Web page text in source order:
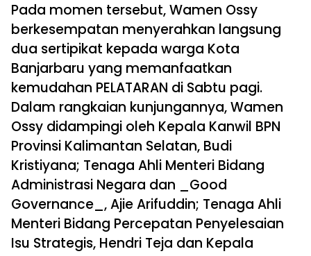
Pada momen tersebut, Wamen Ossy
berkesempatan menyerahkan langsung
dua sertipikat kepada warga Kota
Banjarbaru yang memanfaatkan
kemudahan PELATARAN di Sabtu pagi.
Dalam rangkaian kunjungannya, Wamen
Ossy didampingi oleh Kepala Kanwil BPN
Provinsi Kalimantan Selatan, Budi
Kristiyana; Tenaga Ahli Menteri Bidang
Administrasi Negara dan _Good
Governance_, Ajie Arifuddin; Tenaga Ahli
Menteri Bidang Percepatan Penyelesaian
Isu Strategis, Hendri Teja dan Kepala